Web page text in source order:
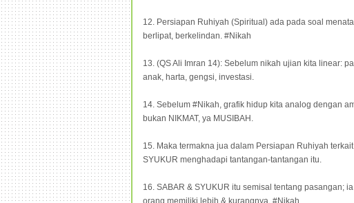
12. Persiapan Ruhiyah (Spiritual) ada pada soal
berlipat, berkelindan. #Nikah
13. (QS Ali Imran 14): Sebelum nikah ujian kita linear:
anak, harta, gengsi, investasi.
14. Sebelum #Nikah, grafik hidup kita analog dengan
bukan NIKMAT, ya MUSIBAH.
15. Maka termakna jua dalam Persiapan Ruhiyah
SYUKUR menghadapi tantangan-tantangan itu.
16. SABAR & SYUKUR itu semisal tentang pasangan;
orang memiliki lebih & kurangnya. #Nikah